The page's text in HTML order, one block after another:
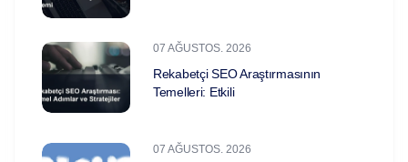
07 AĞUSTOS. 2026
Rekabetçi SEO Araştırmasının
Temelleri: Etkili
07 AĞUSTOS. 2026